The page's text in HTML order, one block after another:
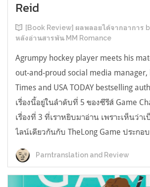
Reid
[Book Review] ผลพลอยได้จากอาการ
หลังอ่านสารพัน MM Romance
Agrumpy hockey player meets his
out-and-proud social media manager,
Times and USA TODAY bestselling
เรื่องนี้อยู่ในลำดับที่ 5 ของซีรีส์ Game
เรื่องที่ 3 ที่เราหยิบมาอ่าน เพราะเห็นว่า
ไลน์เดียวกันกับ TheLong Game ประกอ
Parntranslation and Review